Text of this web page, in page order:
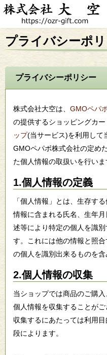
プライバシーポ
プライバシーポリシー
株式会社大空は、 GMOペパ
の提供するショッピングカ
ップ(当サービス)を利用して
GMOペパボ株式会社の定め
た個人情報の取扱いを行いま
1.個人情報の定義
「個人情報」とは、生存す
情報に含まれる氏名、生年
述等により特定の個人を識
す。これには他の情報と照
の個人を識別出来るものを含
2.個人情報の収集
当ショップでは商品のご購
個人情報を収集することがご
収集するにあたっては利用
段によります。